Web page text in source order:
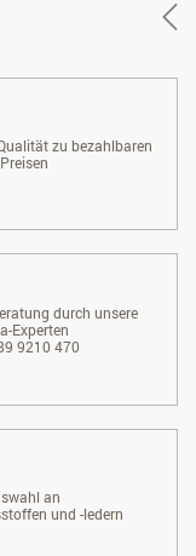
zu bezahlbaren
Preisen
durch unsere
Experten
9210 470
an
und -ledern